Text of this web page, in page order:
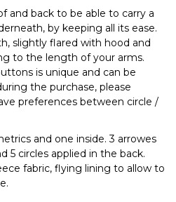
and back to be able to carry a
by keeping all its ease.
slightly flared with hood and
to the length of your arms.
is unique and can be
the purchase, please
preferences between circle /
and one inside. 3 arrowes
5 circles applied in the back.
fabric, flying lining to allow to